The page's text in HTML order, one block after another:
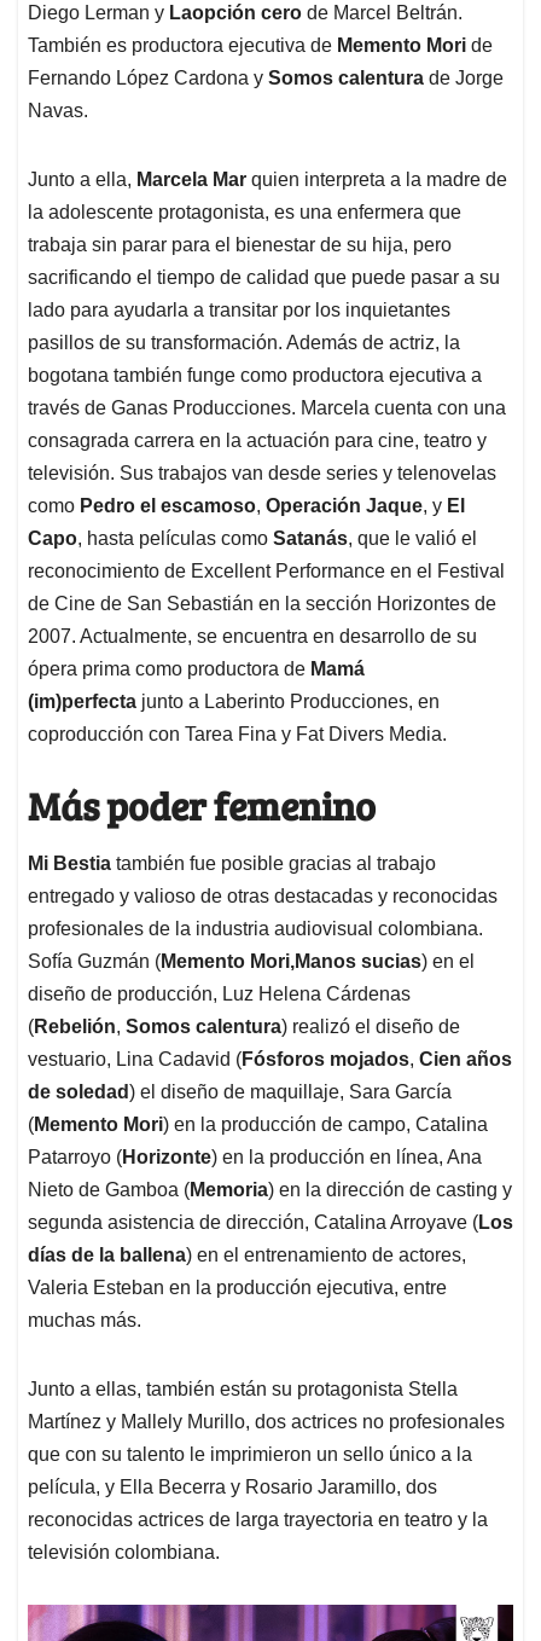
Diego Lerman y Laopción cero de Marcel Beltrán.
También es productora ejecutiva de Memento Mori de
Fernando López Cardona y Somos calentura de Jorge
Navas.
Junto a ella, Marcela Mar quien interpreta a la madre de
la adolescente protagonista, es una enfermera que
trabaja sin parar para el bienestar de su hija, pero
sacrificando el tiempo de calidad que puede pasar a su
lado para ayudarla a transitar por los inquietantes
pasillos de su transformación. Además de actriz, la
bogotana también funge como productora ejecutiva a
través de Ganas Producciones. Marcela cuenta con una
consagrada carrera en la actuación para cine, teatro y
televisión. Sus trabajos van desde series y telenovelas
como Pedro el escamoso, Operación Jaque, y El
Capo, hasta películas como Satanás, que le valió el
reconocimiento de Excellent Performance en el Festival
de Cine de San Sebastián en la sección Horizontes de
2007. Actualmente, se encuentra en desarrollo de su
ópera prima como productora de Mamá
(im)perfecta junto a Laberinto Producciones, en
coproducción con Tarea Fina y Fat Divers Media.
Más poder femenino
Mi Bestia también fue posible gracias al trabajo
entregado y valioso de otras destacadas y reconocidas
profesionales de la industria audiovisual colombiana.
Sofía Guzmán (Memento Mori,Manos sucias) en el
diseño de producción, Luz Helena Cárdenas
(Rebelión, Somos calentura) realizó el diseño de
vestuario, Lina Cadavid (Fósforos mojados, Cien años
de soledad) el diseño de maquillaje, Sara García
(Memento Mori) en la producción de campo, Catalina
Patarroyo (Horizonte) en la producción en línea, Ana
Nieto de Gamboa (Memoria) en la dirección de casting y
segunda asistencia de dirección, Catalina Arroyave (Los
días de la ballena) en el entrenamiento de actores,
Valeria Esteban en la producción ejecutiva, entre
muchas más.
Junto a ellas, también están su protagonista Stella
Martínez y Mallely Murillo, dos actrices no profesionales
que con su talento le imprimieron un sello único a la
película, y Ella Becerra y Rosario Jaramillo, dos
reconocidas actrices de larga trayectoria en teatro y la
televisión colombiana.